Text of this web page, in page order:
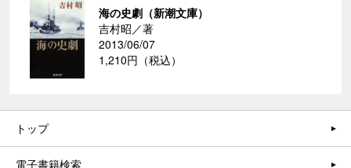
海の史劇（新潮文庫）
吉村昭／著
2013/06/07
1,210円（税込）
トップ
電子書籍検索